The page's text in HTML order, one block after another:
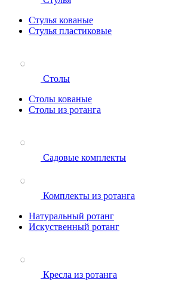
Стулья кованые
Стулья пластиковые
Столы
Столы кованые
Столы из ротанга
Садовые комплекты
Комплекты из ротанга
Натуральный ротанг
Искуственный ротанг
Кресла из ротанга